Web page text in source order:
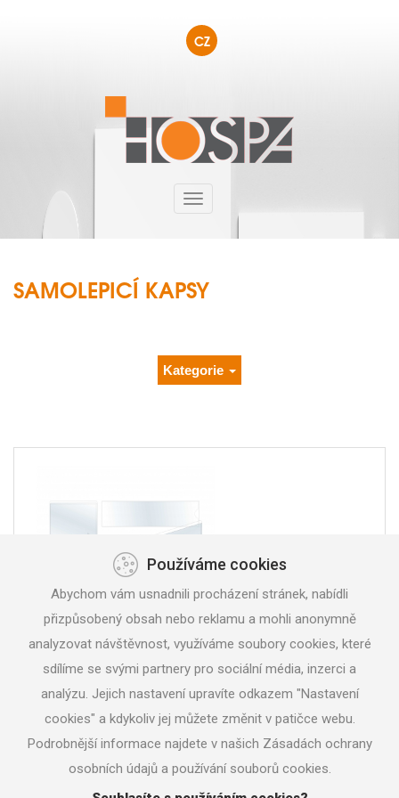
CZ
SAMOLEPICÍ KAPSY
Kategorie
Samolepicí kapsy
Používáme cookies
Abychom vám usnadnili procházení stránek, nabídli
přizpůsobený obsah nebo reklamu a mohli anonymně
analyzovat návštěvnost, využíváme soubory cookies, které
sdílíme se svými partnery pro sociální média, inzerci a
analýzu. Jejich nastavení upravíte odkazem "Nastavení
cookies" a kdykoliv jej můžete změnit v patičce webu.
Podrobnější informace najdete v našich Zásadách ochrany
osobních údajů a používání souborů cookies.